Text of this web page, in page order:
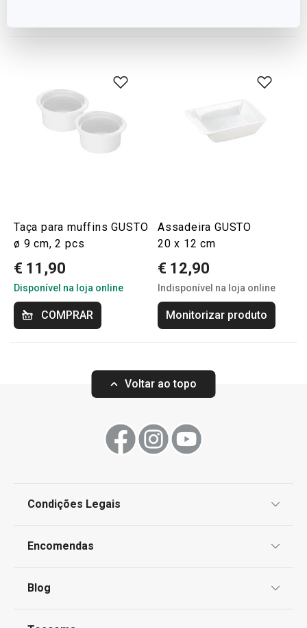
Taça para muffins GUSTO
ø 9 cm, 2 pcs
€ 11,90
Disponível na loja online
COMPRAR
Assadeira GUSTO
20 x 12 cm
€ 12,90
Indisponível na loja online
Monitorizar produto
Voltar ao topo
Condições Legais
Livro de Reclamações
Encomendas
Blog